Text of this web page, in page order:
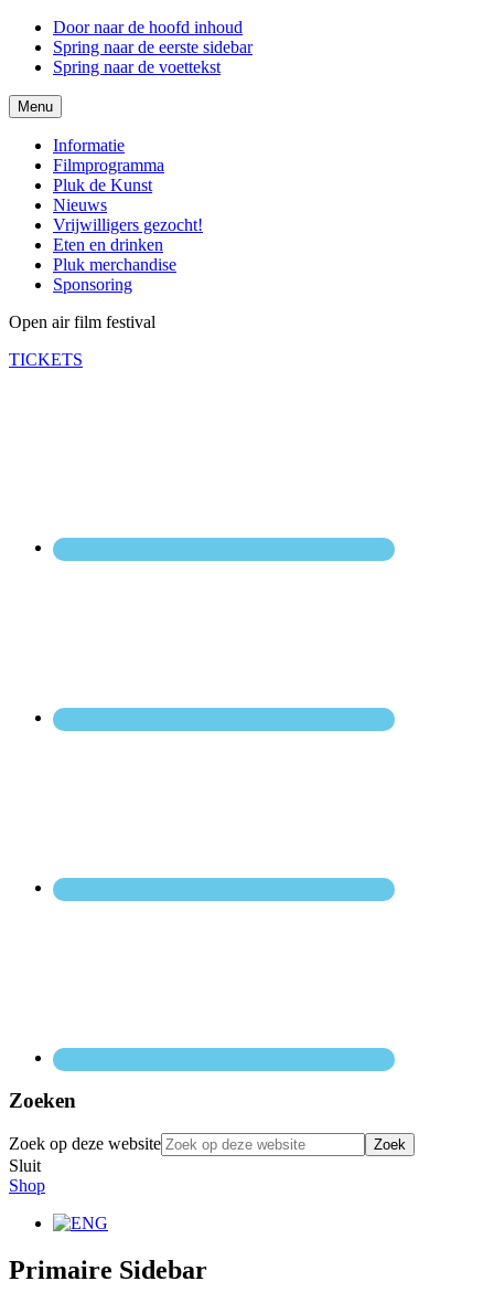
Door naar de hoofd inhoud
Spring naar de eerste sidebar
Spring naar de voettekst
Menu
Informatie
Filmprogramma
Pluk de Kunst
Nieuws
Vrijwilligers gezocht!
Eten en drinken
Pluk merchandise
Sponsoring
Open air film festival
TICKETS
Zoeken
Zoek op deze website
Sluit
Shop
Primaire Sidebar